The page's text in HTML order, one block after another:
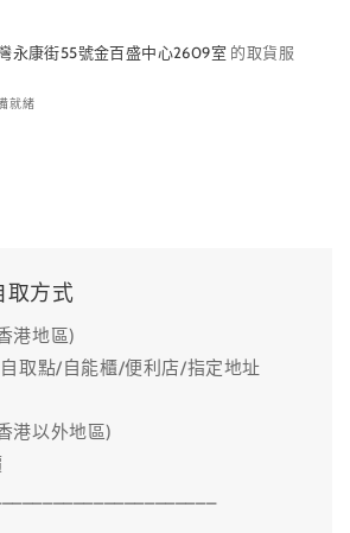
永康街55號金百盛中心2609室 的取貨服
就緒
取方式
港地區)
取點/自能櫃/便利店/指定地址
港以外地區)